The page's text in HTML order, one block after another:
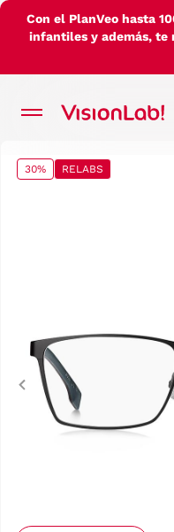
Con el PlanVeo hasta
infantiles y además, te
30% RELABS
Previous